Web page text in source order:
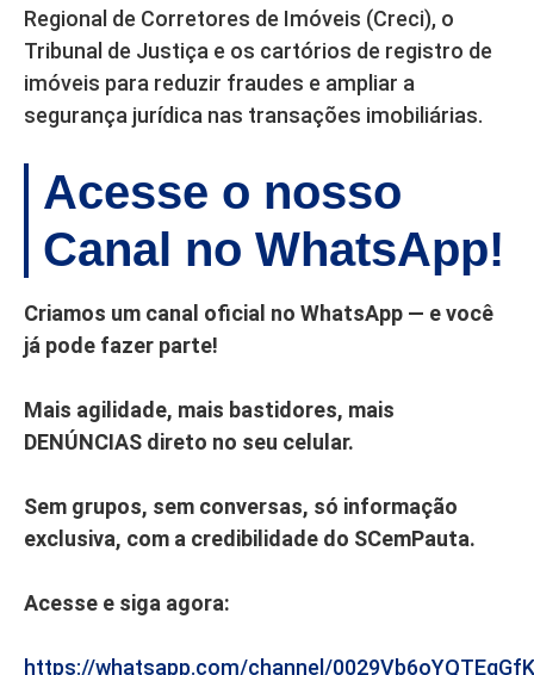
Regional de Corretores de Imóveis (Creci), o
Tribunal de Justiça e os cartórios de registro de
imóveis para reduzir fraudes e ampliar a
segurança jurídica nas transações imobiliárias.
Acesse o nosso
Canal no WhatsApp!
Criamos um canal oficial no WhatsApp — e você
já pode fazer parte!
Mais agilidade, mais bastidores, mais
DENÚNCIAS direto no seu celular.
Sem grupos, sem conversas, só informação
exclusiva, com a credibilidade do SCemPauta.
Acesse e siga agora:
https://whatsapp.com/channel/